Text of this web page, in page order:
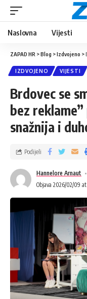
Naslovna Vijesti
ZAPAD HR >Blog >Izdvojeno >
IZDVOJENO VIJESTI
Brdovec se
bez
snažnija i
Hannelore Arnaut
Objava 2026/02/09
Podijeli